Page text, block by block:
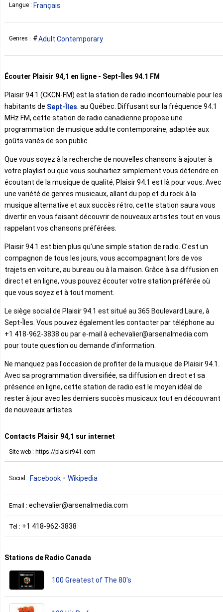
Langue : Français
Genres : Adult Contemporary
Écouter Plaisir 94,1 en ligne - Sept-Îles 94.1 FM
Plaisir 94.1 (CKCN-FM) est la station de radio incontournable pour les
habitants de Sept-Îles . au Québec. Diffusant sur la fréquence 94.1
MHz FM, cette station de radio canadienne propose une
programmation de musique adulte contemporaine, adaptée aux
goûts variés de son public.
Que vous soyez à la recherche de nouvelles chansons à ajouter à
votre playlist ou que vous souhaitiez simplement vous détendre en
écoutant de la musique de qualité, Plaisir 94.1 est là pour vous. Avec
une variété de genres musicaux, allant du pop et du rock à la
musique alternative et aux succès rétro, cette station saura vous
divertir en vous faisant découvrir de nouveaux artistes tout en vous
rappelant vos chansons préférées.
Plaisir 94.1 est bien plus qu'une simple station de radio. C'est un
compagnon de tous les jours, vous accompagnant lors de vos
trajets en voiture, au bureau ou à la maison. Grâce à sa diffusion en
direct et en ligne, vous pouvez écouter votre station préférée où
que vous soyez et à tout moment.
Le siège social de Plaisir 94.1 est situé au 365 Boulevard Laure, à
Sept-Îles. Vous pouvez également les contacter par téléphone au
+1 418-962-3838 ou par e-mail à echevalier@arsenalmedia.com
pour toute question ou demande d'information.
Ne manquez pas l'occasion de profiter de la musique de Plaisir 94.1.
Avec sa programmation diversifiée, sa diffusion en direct et sa
présence en ligne, cette station de radio est le moyen idéal de
rester à jour avec les derniers succès musicaux tout en découvrant
de nouveaux artistes.
Contacts Plaisir 94,1 sur internet
Site web : https://plaisir941.com
Social : Facebook Wikipedia
Email : echevalier@arsenalmedia.com
Tel : +1 418-962-3838
Stations de Radio Canada
100 Greatest of The 80's